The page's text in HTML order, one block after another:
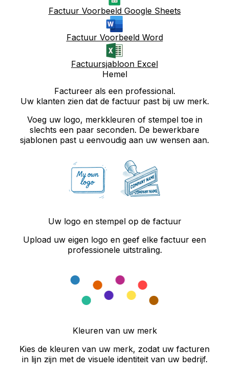
Factuur Voorbeeld Google Sheets
Factuur Voorbeeld Word
Factuursjabloon Excel
Hemel
Factureer als een professional.
Uw klanten zien dat de factuur past bij uw merk.
Voeg uw logo, merkkleuren of stempel toe in
slechts een paar seconden. De bewerkbare
sjablonen past u eenvoudig aan uw wensen aan.
Uw logo en stempel op de factuur
Upload uw eigen logo en geef elke factuur een
professionele uitstraling.
Kleuren van uw merk
Kies de kleuren van uw merk, zodat uw facturen
in lijn zijn met de visuele identiteit van uw bedrijf.